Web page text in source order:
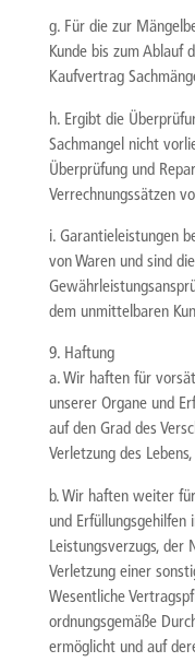
g. Für die zur
Kunde bis zum Ablauf
Kaufvertrag
h. Ergibt die
Sachmangel nicht
Überprüfung und
Verrechnungssätzen
i. Garantieleistungen
von Waren und sind
dem unmittelbaren
9. Haftung
a. Wir haften für
unserer Organe und
auf den Grad des
Verletzung des
b. Wir haften weiter
und Erfüllungsgehilfen
Leistungsverzugs, der
Verletzung einer
Wesentliche
ordnungsgemäße
ermöglicht und auf